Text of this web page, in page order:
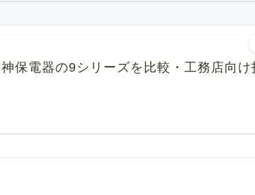
保電器の9シリーズを比較・工務店向け